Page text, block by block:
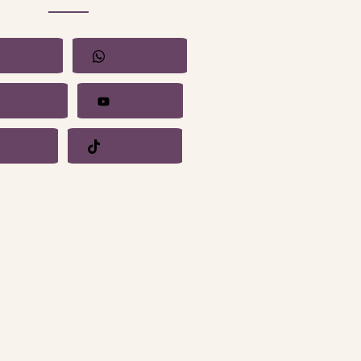
Whatsapp
YouTube